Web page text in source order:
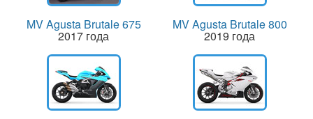
MV Agusta Brutale 675
2017 года
MV Agusta Brutale 800
2019 года